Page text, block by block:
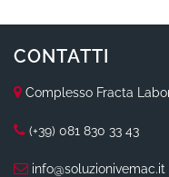
CONTATTI
Complesso Fracta
(+39) 081 830 33 43
info@soluzionivemac.it